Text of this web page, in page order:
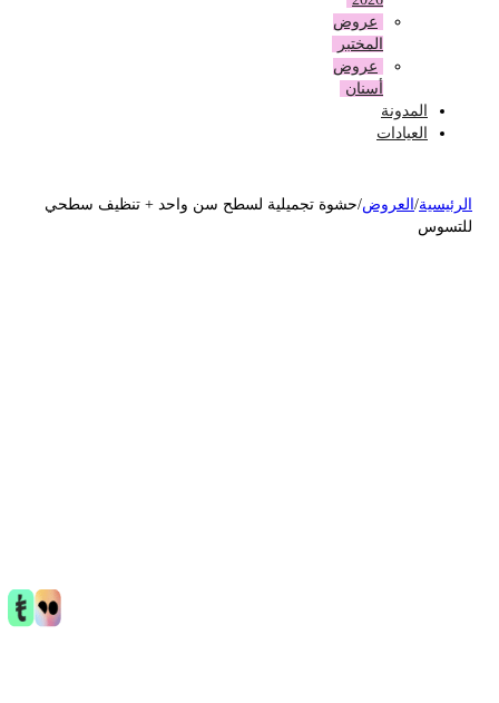
عروض
المختبر
عروض
أسنان
المدونة
العيادات
/العروض حشوة تجميلية لسطح سن واحد + تنظيف سطحي